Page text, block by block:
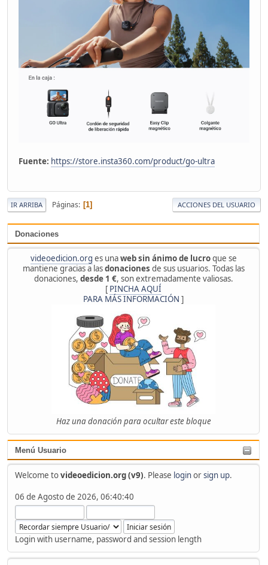
Donaciones
videoedicion.org es unaweb sin ánimo de lucroque se
mantiene gracias a lasdonaciones de sus usuarios. Todas las
donaciones, desde 1 €, son extremadamente valiosas.
[ PINCHA AQUÍ
PARA MÁS INFORMACIÓN ]
Haz una donación para ocultar este bloque
Menú Usuario
Welcome tovideoedicion.org (v9). Please loginorsign up.
06 de Agosto de 2026, 06:40:40
Login with username, password and session length
Fuente: https://store.insta360.com/product/go-ultra
IR ARRIBA Páginas 1 ACCIONES DEL USUARIO